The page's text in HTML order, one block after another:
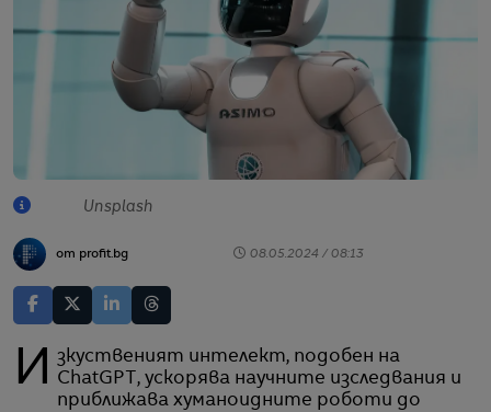
Unsplash
от profit.bg 08.05.2024 / 08:13
Изкуственият интелект, подобен на
ChatGPT, ускорява научните изследвания и
приближава хуманоидните роботи до